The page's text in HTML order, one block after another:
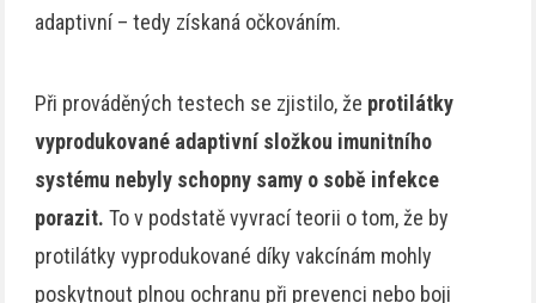
adaptivní – tedy získaná očkováním.
Při prováděných testech se zjistilo, že protilátky
vyprodukované adaptivní složkou imunitního
systému nebyly schopny samy o sobě infekce
porazit. To v podstatě vyvrací teorii o tom, že by
protilátky vyprodukované díky vakcínám mohly
poskytnout plnou ochranu při prevenci nebo boji